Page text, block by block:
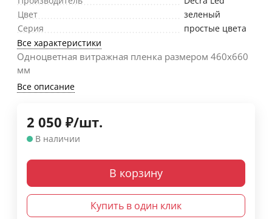
Цвет
зеленый
Серия
простые цвета
Все характеристики
Одноцветная витражная пленка размером 460х660
мм
Все описание
2 050 ₽/шт.
В наличии
В корзину
Купить в один клик